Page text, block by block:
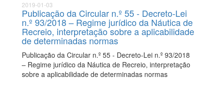
2019-01-03
Publicação da Circular n.º 55 - Decreto-Lei
n.º 93/2018 – Regime jurídico da Náutica de
Recreio, interpretação sobre a aplicabilidade
de determinadas normas
Publicação da Circular n.º 55 - Decreto-Lei n.º 93/2018
– Regime jurídico da Náutica de Recreio, interpretação
sobre a aplicabilidade de determinadas normas